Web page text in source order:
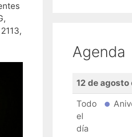
Agenda
12 de
Todo
el
día